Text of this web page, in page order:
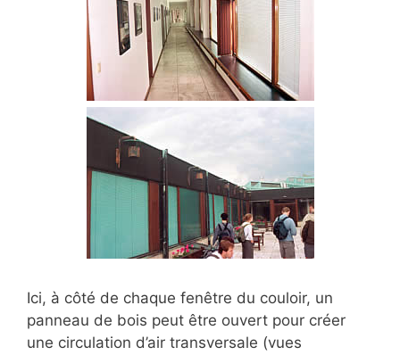
Ici, à côté de chaque fenêtre du couloir, un
panneau de bois peut être ouvert pour créer
une circulation d’air transversale (vues